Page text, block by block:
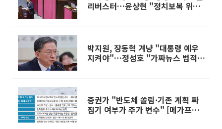
리버스터…윤상현 "정치보복 위한
박지원, 장동혁 겨냥 "대통령 예우
지켜야"…정성호 "가짜뉴스 법적
증권가 "반도체 쏠림·기존 계획 짜
집기 여부가 주가 변수" [메가프로